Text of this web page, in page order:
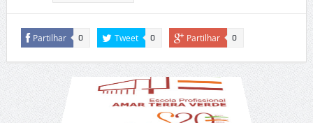
Partilhar 0 Tweet 0 Partilhar 0